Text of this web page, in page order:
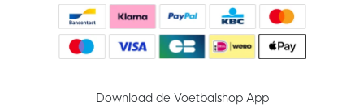
Download de Voetbalshop App